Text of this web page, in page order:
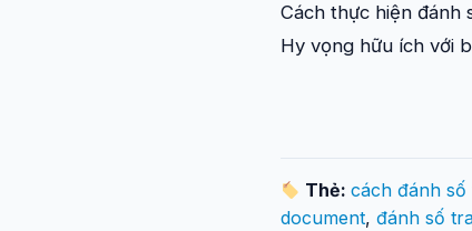
Cách thực hiện đánh
Hy vọng hữu ích với
Thẻ:cách đánh số
document, đánh số